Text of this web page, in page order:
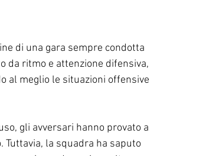
di una gara sempre condotta
da ritmo e attenzione difensiva,
al meglio le situazioni offensive
gli avversari hanno provato a
la squadra ha saputo